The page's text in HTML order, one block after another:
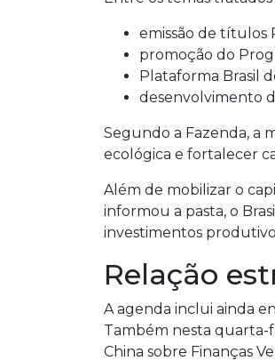
emissão de títulos
promoção do
Plataforma Brasil
desenvolvimento
Segundo a Fazenda, a
ecológica e fortalecer
Além de mobilizar o
informou a pasta, o
investimentos
Relação
A agenda inclui ainda
Também nesta quarta-
China sobre Finanças